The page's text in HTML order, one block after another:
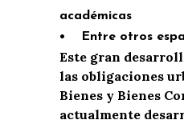
académicas
• Entre otros
Este gran
las obligaciones
Bienes y Bienes
actualmente